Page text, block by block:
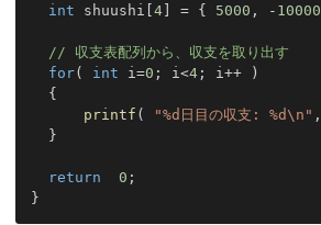
int shuushi [4] = { 5000 , - 10000
// 収支表配列から、収支を取り出す
for( int i =0 ; i <4 ; i ++
)
{
printf ( "%d日目の収支: %d\n" ,
}
return 0 ;
}